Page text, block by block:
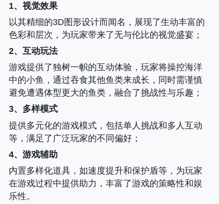
1、视觉效果
以其精细的3D图形设计而闻名，展现了生动丰富的
色彩和层次，为玩家带来了无与伦比的视觉盛宴；
2、互动玩法
游戏提供了独树一帜的互动体验，玩家将操控海洋
中的小鱼，通过吞食其他鱼类来成长，同时需谨慎
避免遭遇体型更大的鱼类，融合了挑战性与乐趣；
3、多样模式
提供多元化的游戏模式，包括单人挑战和多人互动
等，满足了广泛玩家的不同偏好；
4、游戏辅助
内置多样化道具，如速度提升和保护盾等，为玩家
在游戏过程中提供助力，丰富了游戏的策略性和娱
乐性。